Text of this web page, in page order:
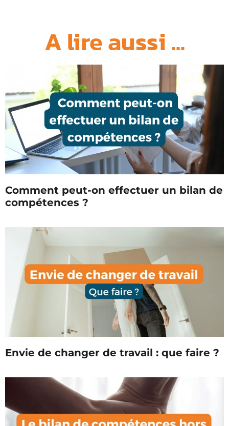
A lire aussi ...
Comment peut-on effectuer un bilan de
compétences ?
Envie de changer de travail : que faire ?